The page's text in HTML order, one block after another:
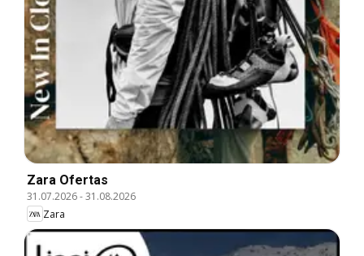
Zara Ofertas
31.07.2026-31.08.2026
Zara